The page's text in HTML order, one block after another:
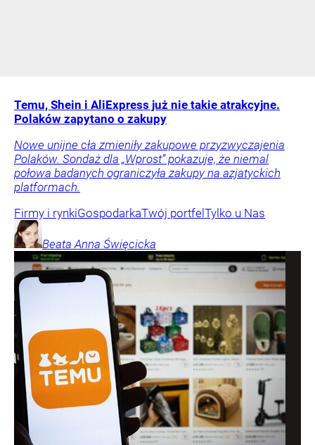
Temu, Shein i AliExpress już nie takie atrakcyjne.
Polaków zapytano o zakupy
Nowe unijne cła zmieniły zakupowe przyzwyczajenia
Polaków. Sondaż dla „Wprost” pokazuje, że niemal
połowa badanych ograniczyła zakupy na azjatyckich
platformach.
Firmy i rynkiGospodarkaTwój portfelTylko u Nas
Beata Anna Święcicka